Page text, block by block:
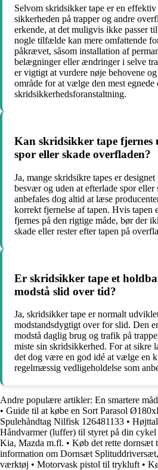
Selvom skridsikker tape er en
sikkerheden på trapper og andre
erkende, at det muligvis ikke passer
nogle tilfælde kan mere omfattende
påkrævet, såsom installation af
belægninger eller ændringer i selve
er vigtigt at vurdere nøje behovene
område for at vælge den mest
skridsikkerhedsforanstaltning.
Kan skridsikker tape fjernes
spor eller skade overfladen?
Ja, mange skridsikre tapes er
besvær og uden at efterlade spor eller
anbefales dog altid at læse
korrekt fjernelse af tapen. Hvis tapen
fjernes på den rigtige måde, bør der
skade eller rester efter tapen på
Er skridsikker tape et
modstå slid over tid?
Ja, skridsikker tape er normalt
modstandsdygtigt over for slid. Den
modstå daglig brug og trafik på
miste sin skridsikkerhed. For at sikre
det dog være en god idé at vælge en
regelmæssig vedligeholdelse som
Andre populære artikler: En smartere
• Guide til at købe en Sort Parasol
Spulehåndtag Nilfisk 126481133 •
Håndvarmer (luffer) til styret på din cykel
Kia, Mazda m.fl. • Køb det rette dornsæt
information om Dornsæt
værktøj • Motorvask pistol til trykluft •